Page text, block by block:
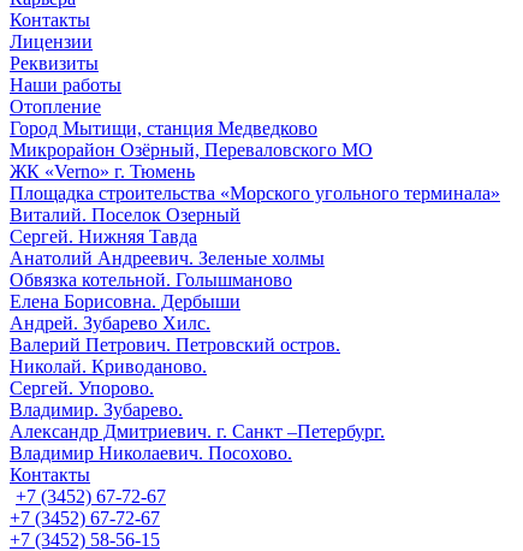
Контакты
Лицензии
Реквизиты
Наши работы
Отопление
Город Мытищи, станция Медведково
Микрорайон Озёрный, Переваловского МО
ЖК «Verno» г. Тюмень
Площадка строительства «Морского угольного терминала»
Виталий. Поселок Озерный
Сергей. Нижняя Тавда
Анатолий Андреевич. Зеленые холмы
Обвязка котельной. Голышманово
Елена Борисовна. Дербыши
Андрей. Зубарево Хилс.
Валерий Петрович. Петровский остров.
Николай. Криводаново.
Сергей. Упорово.
Владимир. Зубарево.
Александр Дмитриевич. г. Санкт –Петербург.
Владимир Николаевич. Посохово.
Контакты
+7 (3452) 67-72-67
+7 (3452) 67-72-67
+7 (3452) 58-56-15